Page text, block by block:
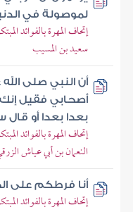
لموصولة في
إتحاف المهرة بالفوائد
سعيد بن المسيب
أن النبي صلى
أصحابي فقيل إنك
بعدا بعدا أو
إتحاف المهرة بالفوائد
النعمان بن أبي عياش
أنا فرطكم على
إتحاف المهرة بالفوائد